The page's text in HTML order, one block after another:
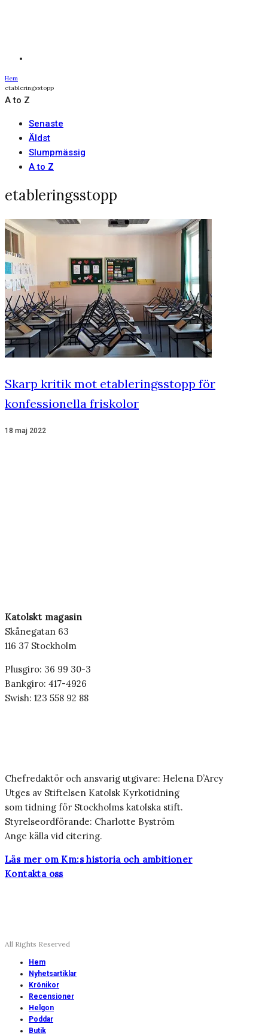
Hem
etableringsstopp
A to Z
Senaste
Äldst
Slumpmässig
A to Z
etableringsstopp
Skarp kritik mot etableringsstopp för
konfessionella friskolor
18 maj 2022
Katolskt magasin
Skånegatan 63
116 37 Stockholm
Plusgiro: 36 99 30-3
Bankgiro: 417-4926
Swish: 123 558 92 88
Chefredaktör och ansvarig utgivare: Helena D’Arcy
Utges av Stiftelsen Katolsk Kyrkotidning
som tidning för Stockholms katolska stift.
Styrelseordförande: Charlotte Byström
Ange källa vid citering.
Läs mer om Km:s historia och ambitioner
Kontakta oss
All Rights Reserved
Hem
Nyhetsartiklar
Krönikor
Recensioner
Helgon
Poddar
Butik